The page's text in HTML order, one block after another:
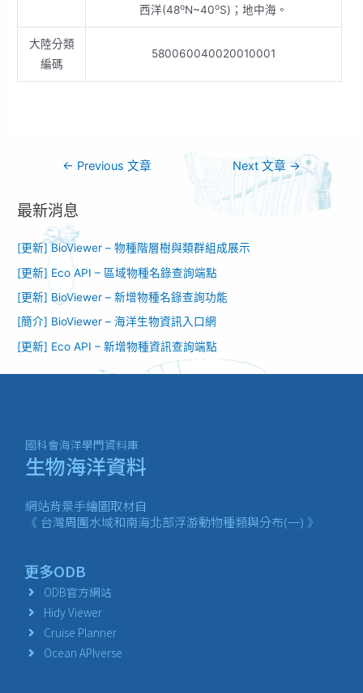
西洋(48oN~40oS)；地中海。
大陸分類
編碼
580060040020010001
← Previous 文章 Next 文章→
最新消息
[更新] BioViewer – 物種階層樹與類群組成展示
[更新] Eco API – 區域物種名錄查詢端點
[更新] BioViewer – 新增物種名錄查詢功能​
[簡介] BioViewer – 海洋生物資訊入口網​
[更新] Eco API – 新增物種資訊查詢端點
國科會海洋學門資料庫
生物海洋資料
網站背景手繪圖取材自
《 台灣周圍水域和南海北部浮游動物種類與分布(一) 》
更多ODB
ODB官方網站
Hidy Viewer
Cruise Planner
Ocean APIverse